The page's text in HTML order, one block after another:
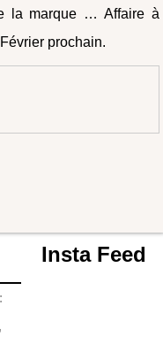
la marque … Affaire à
prochain.
Insta Feed